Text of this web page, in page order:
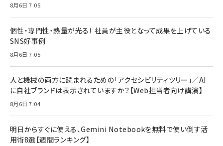
8月6日 7:05
個性・専門性・熱量が光る！ 社員が主役となって成果を上げている
SNS好事例
8月6日 7:05
人と機械の両方に読まれるための「アクセシビリティツリー」／AI
に自社ブランドは表示されていますか？【Web担当者向け講演】
8月6日 7:04
明日からすぐに使える、Gemini Notebookを無料で使い倒す活
用術8選【週間ランキング】